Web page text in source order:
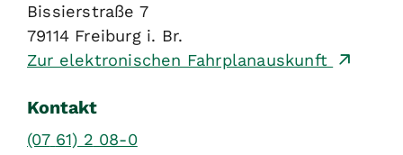
Bissierstraße 7
79114 Freiburg i. Br.
Zur elektronischen Fahrplanauskunft
Kontakt
(07 61) 2 08-0